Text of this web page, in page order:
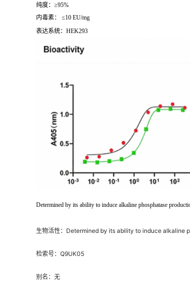
纯度：≥95%
内毒素： ≤10 EU/mg
表达系统：HEK293
Determined by its ability to induce alkaline phosphatase
生物活性：Determined by its ability to induce alkaline
检索号：Q9UK05
别名：无